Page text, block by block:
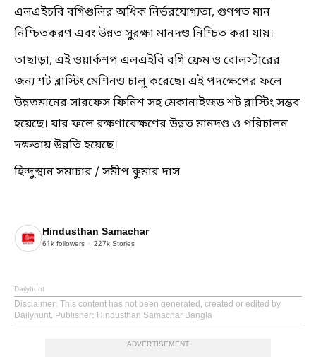
এলএইচবি বগিগুলির অধিক নির্ভরযোগ্যতা, গুণগত মান
নিশ্চিতকরণ এবং উন্নত সুরক্ষা মানদণ্ড নিশ্চিত করা যায়।
তাছাড়া, এই ওয়ার্কশপ এলএইবি বগি ফ্রেম ও বোলস্টারের
জন্য শট ব্লাস্টিং মেশিনও চালু করেছে। এই পদক্ষেপের ফলে
উন্নতমানের সারফেস ফিনিশ সহ মেকানাইজড শট ব্লাস্টিং সম্ভব
হয়েছে। যার ফলে রক্ষণাবেক্ষণের উন্নত মানদণ্ড ও পরিচালন
দক্ষতায় উন্নতি হয়েছে।
হিন্দুস্থান সমাচার / সমীপ কুমার দাস
Hindusthan Samachar
61k followers 227k Stories
Dailyhunt
Disclaimer: This content has not been generated, created or edited by
Dailyhunt. Publisher: Hindusthan Samachar Bangla
ADVERTISEMENT